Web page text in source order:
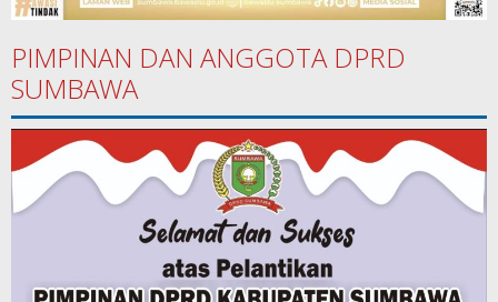
PIMPINAN DAN ANGGOTA DPRD
SUMBAWA